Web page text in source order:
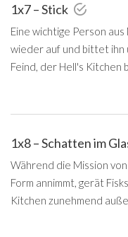
1x7 – Stick
Eine wichtige Person
wieder auf und bittet ihn
Feind, der Hell's Kitchen
1x8 – Schatten im
Während die Mission
Form annimmt, gerät
Kitchen zunehmend